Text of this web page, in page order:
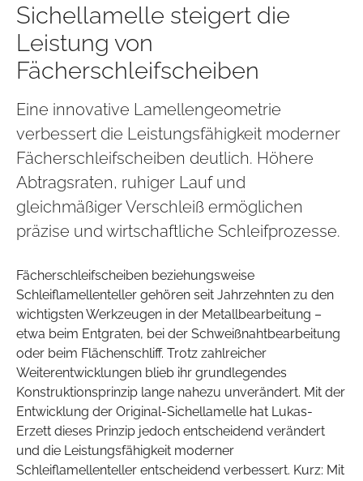
Sichellamelle steigert die
Leistung von
Fächerschleifscheiben
Eine innovative Lamellengeometrie
verbessert die Leistungsfähigkeit moderner
Fächerschleifscheiben deutlich. Höhere
Abtragsraten, ruhiger Lauf und
gleichmäßiger Verschleiß ermöglichen
präzise und wirtschaftliche Schleifprozesse.
Fächerschleifscheiben beziehungsweise
Schleiflamellenteller gehören seit Jahrzehnten zu den
wichtigsten Werkzeugen in der Metallbearbeitung –
etwa beim Entgraten, bei der Schweißnahtbearbeitung
oder beim Flächenschliff. Trotz zahlreicher
Weiterentwicklungen blieb ihr grundlegendes
Konstruktionsprinzip lange nahezu unverändert. Mit der
Entwicklung der Original-Sichellamelle hat Lukas-
Erzett dieses Prinzip jedoch entscheidend verändert
und die Leistungsfähigkeit moderner
Schleiflamellenteller entscheidend verbessert. Kurz: Mit